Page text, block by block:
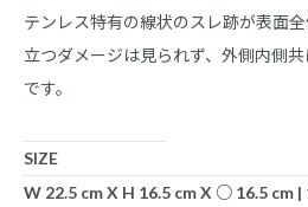
テンレス特有の線状のスレ跡が表面
立つダメージは見られず、外側内側
です。
SIZE
W 22.5 cm X H 16.5 cm X ○ 16.5 cm